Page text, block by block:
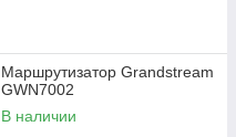
Маршрутизатор Grandstream
GWN7002
В наличии